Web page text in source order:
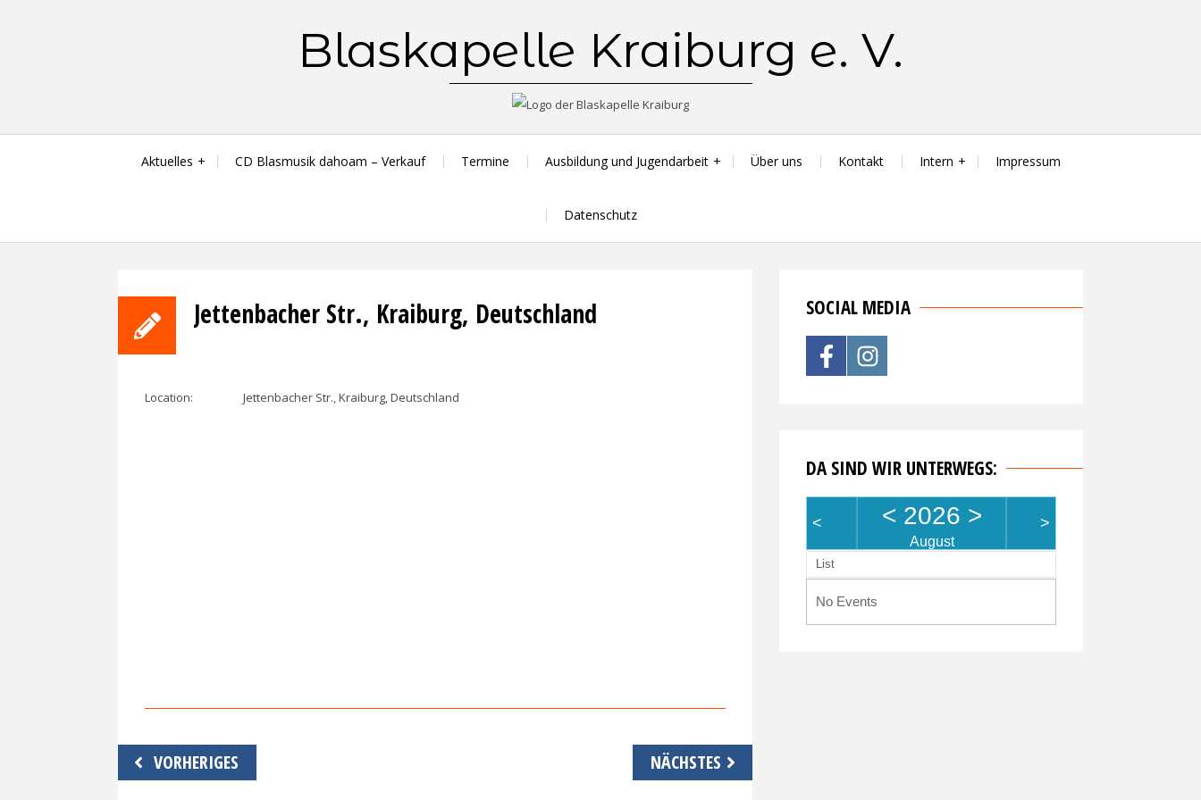
Blaskapelle Kraiburg e. V.
Aktuelles CD Blasmusik dahoam – Verkauf Termine Ausbildung und Jugendarbeit Über uns Kontakt Intern Impressum
Datenschutz
Jettenbacher Str., Kraiburg, Deutschland
Location: Jettenbacher Str., Kraiburg, Deutschland
Beitragsnavigation
VORHERIGES NÄCHSTES
SOCIAL MEDIA
DA SIND WIR UNTERWEGS:
< < 2026 >
August
>
List
No Events